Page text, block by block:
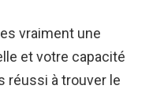
vraiment une
et votre capacité
réussi à trouver le